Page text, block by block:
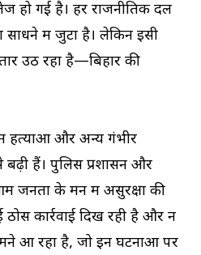
हो गई है। हर राजनीतिक दल
में जुटा है। लेकिन इसी
उठ रहा है—बिहार की
हत्याओं और अन्य गंभीर
बढ़ी हैं। पुलिस प्रशासन और
जनता के मन में असुरक्षा की
ठोस कार्रवाई दिख रही है और न
आ रहा है, जो इन घटनाओं पर